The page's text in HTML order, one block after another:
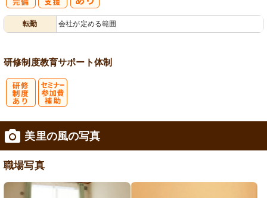
転勤 会社が定める範囲
研修制度教育サポート体制
美里の風の写真
職場写真